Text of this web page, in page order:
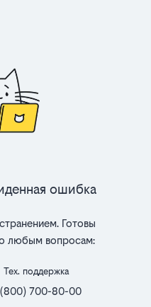
ошибка
Готовы
любым вопросам:
Тех. поддержка
700-80-00